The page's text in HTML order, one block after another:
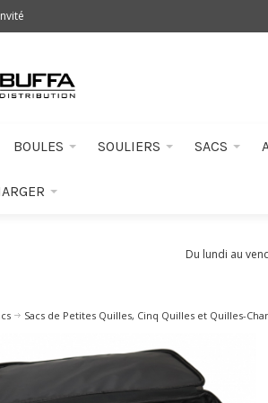
BOULES SOULIERS SACS
Du lundi au
Sacs de Petites Quilles, Cinq Quilles et Quilles-